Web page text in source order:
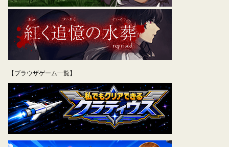
【ブラウザゲーム一覧】